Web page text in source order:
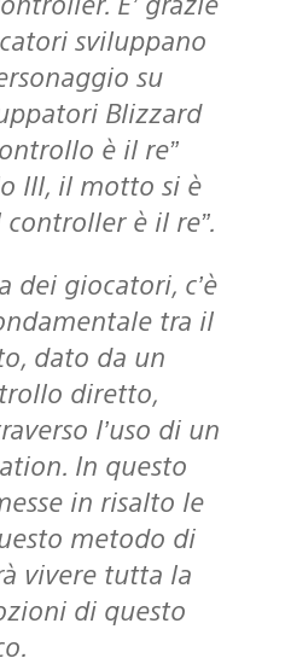
sviluppano
su
Blizzard
è il re”
III, il motto si è
è il re”.
tra il
dato da un
diretto,
l’uso di un
In questo
in risalto le
metodo di
vivere tutta la
di questo